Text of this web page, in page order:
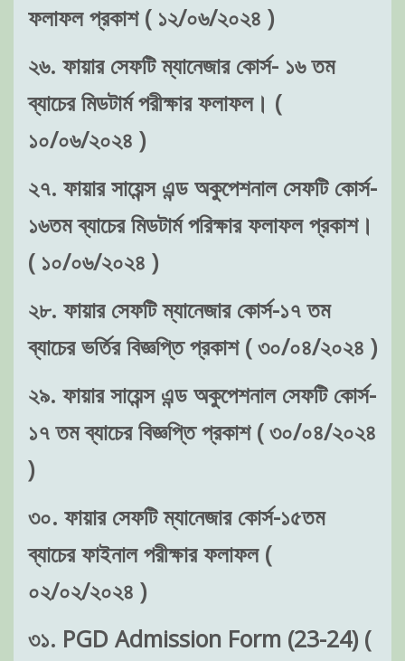
ফলাফল প্রকাশ ( ১২/০৬/২০২৪ )
২৬. ফায়ার সেফটি ম্যানেজার কোর্স- ১৬ তম
ব্যাচের মিডটার্ম পরীক্ষার ফলাফল। (
১০/০৬/২০২৪ )
২৭. ফায়ার সায়েন্স এন্ড অকুপেশনাল সেফটি কোর্স-
১৬তম ব্যাচের মিডটার্ম পরিক্ষার ফলাফল প্রকাশ।
( ১০/০৬/২০২৪ )
২৮. ফায়ার সেফটি ম্যানেজার কোর্স-১৭ তম
ব্যাচের ভর্তির বিজ্ঞপ্তি প্রকাশ ( ৩০/০৪/২০২৪ )
২৯. ফায়ার সায়েন্স এন্ড অকুপেশনাল সেফটি কোর্স-
১৭ তম ব্যাচের বিজ্ঞপ্তি প্রকাশ ( ৩০/০৪/২০২৪
)
৩০. ফায়ার সেফটি ম্যানেজার কোর্স-১৫তম
ব্যাচের ফাইনাল পরীক্ষার ফলাফল (
০২/০২/২০২৪ )
৩১. PGD Admission Form (23-24) (